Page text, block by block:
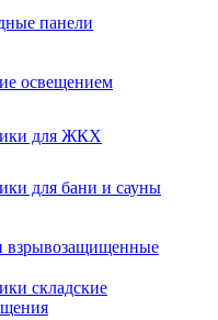
панели
освещением
для ЖКХ
для бани и сауны
взрывозащищенные
складские